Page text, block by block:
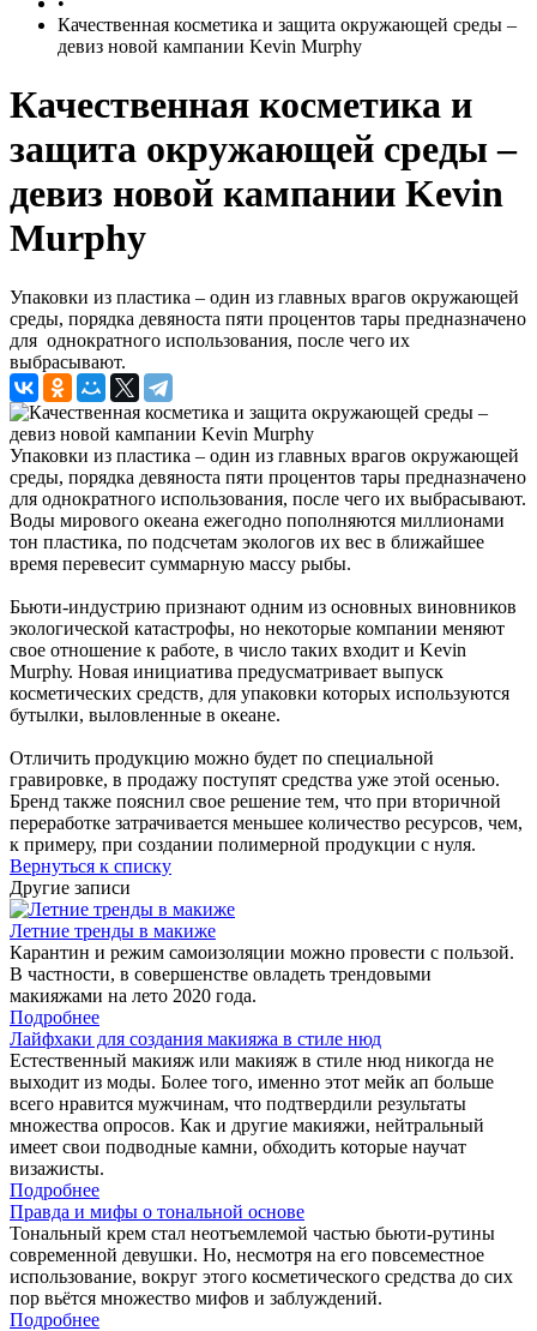
Качественная косметика и защита окружающей среды –
девиз новой кампании Kevin Murphу
Качественная косметика и
защита окружающей среды –
девиз новой кампании Kevin
Murphу
Упаковки из пластика – один из главных врагов окружающей
среды, порядка девяноста пяти процентов тары предназначено
для однократного использования, после чего их
выбрасывают.
Упаковки из пластика – один из главных врагов окружающей
среды, порядка девяноста пяти процентов тары предназначено
для однократного использования, после чего их выбрасывают.
Воды мирового океана ежегодно пополняются миллионами
тон пластика, по подсчетам экологов их вес в ближайшее
время перевесит суммарную массу рыбы.
Бьюти-индустрию признают одним из основных виновников
экологической катастрофы, но некоторые компании меняют
свое отношение к работе, в число таких входит и Kevin
Murphу. Новая инициатива предусматривает выпуск
косметических средств, для упаковки которых используются
бутылки, выловленные в океане.
Отличить продукцию можно будет по специальной
гравировке, в продажу поступят средства уже этой осенью.
Бренд также пояснил свое решение тем, что при вторичной
переработке затрачивается меньшее количество ресурсов, чем,
к примеру, при создании полимерной продукции с нуля.
Вернуться к списку
Другие записи
Летние тренды в макиже
Карантин и режим самоизоляции можно провести с пользой.
В частности, в совершенстве овладеть трендовыми
макияжами на лето 2020 года.
Подробнее
Лайфхаки для создания макияжа в стиле нюд
Естественный макияж или макияж в стиле нюд никогда не
выходит из моды. Более того, именно этот мейк ап больше
всего нравится мужчинам, что подтвердили результаты
множества опросов. Как и другие макияжи, нейтральный
имеет свои подводные камни, обходить которые научат
визажисты.
Подробнее
Правда и мифы о тональной основе
Тональный крем стал неотъемлемой частью бьюти-рутины
современной девушки. Но, несмотря на его повсеместное
использование, вокруг этого косметического средства до сих
пор вьётся множество мифов и заблуждений.
Подробнее